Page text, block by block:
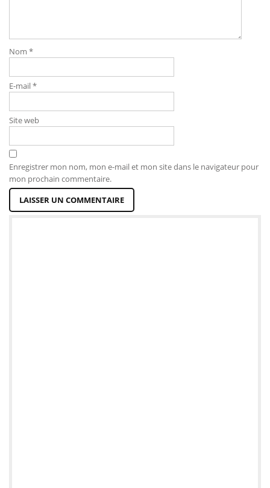
Nom *
E-mail*
Site web
Enregistrer mon nom, mon e-mail et mon site dans le navigateur pour
mon prochain commentaire.